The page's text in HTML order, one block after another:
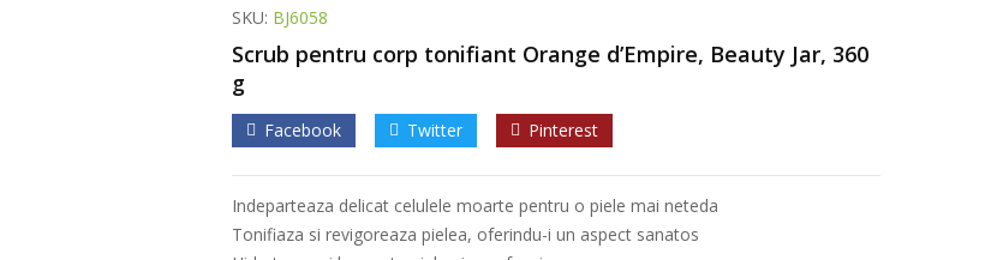
SKU: BJ6058
Scrub pentru corp tonifiant Orange d’Empire, Beauty Jar, 360
g
Facebook Twitter Pinterest
Indeparteaza delicat celulele moarte pentru o piele mai neteda
Tonifiaza si revigoreaza pielea, oferindu-i un aspect sanatos